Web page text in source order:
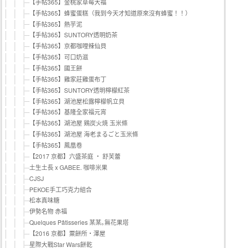
【手帖365】蜂蜜蛋糕（我到今天才知道原來沒有蜂蜜！！）
【手帖365】熱芋泥
【手帖365】SUNTORY透明奶茶
【手帖365】京都咖哩辣仙貝
【手帖365】可口奶滋
【手帖365】國王餅
【手帖365】雞家莊雞蛋布丁
【手帖365】SUNTORY透明檸檬紅茶
【手帖365】湖池屋松露檸檬帆立貝
【手帖365】基隆全家福元宵
【手帖365】湖池屋 鶏炭火焼 玉米條
【手帖365】湖池屋 海老まるごと玉米條
【手帖365】鳳凰卷
【2017 京都】六盛茶庭 ‧ 舒芙蕾
土生土長 x GABEE. 咖啡米果
CJSJ
PEKOE手工巧克力組合
松本真味糖
伊勢名物 赤福
Quelques Pâtisseries 某某｡無花果塔
【2016 京都】粟餅所・澤屋
星際大戰Star Wars餅乾